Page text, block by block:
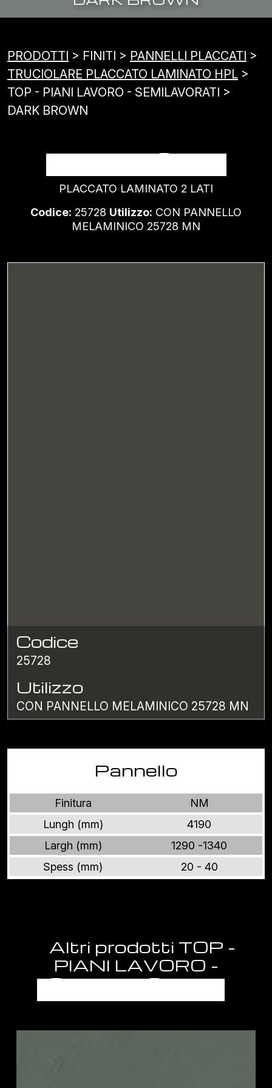
PRODOTTI > FINITI > PANNELLI PLACCATI >
TRUCIOLARE PLACCATO LAMINATO HPL >
TOP - PIANI LAVORO - SEMILAVORATI >
DARK BROWN
DARK BROWN
PLACCATO LAMINATO 2 LATI
Codice: 25728 Utilizzo: CON PANNELLO
MELAMINICO 25728 MN
Codice
25728
Utilizzo
CON PANNELLO MELAMINICO 25728 MN
Pannello
Finitura
NM
Lungh (mm)
4190
Largh (mm)
1290 -1340
Spess (mm)
20 - 40
Altri prodotti TOP -
PIANI LAVORO -
SEMILAVORATI